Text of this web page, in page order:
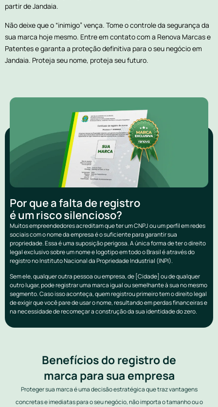
partir de Jandaia.
Não deixe que o “inimigo” vença. Tome o controle da segurança da
sua marca hoje mesmo. Entre em contato com a Renova Marcas e
Patentes e garanta a proteção definitiva para o seu negócio em
Jandaia. Proteja seu nome, proteja seu futuro.
Por que a falta de registro
é um risco silencioso?
Muitos empreendedores acreditam que ter um CNPJ ou um perfil em redes
sociais com o nome da empresa é o suficiente para garantir sua
propriedade. Essa é uma suposição perigosa. A única forma de ter o direito
legal exclusivo sobre um nome e logotipo em todo o Brasil é através do
registro no Instituto Nacional da Propriedade Industrial (INPI).
Sem ele, qualquer outra pessoa ou empresa, de [Cidade] ou de qualquer
outro lugar, pode registrar uma marca igual ou semelhante à sua no mesmo
segmento. Caso isso aconteça, quem registrou primeiro tem o direito legal
de exigir que você pare de usar o nome, resultando em perdas financeiras e
na necessidade de recomeçar a construção da sua identidade do zero.
Benefícios do registro de
marca para sua empresa
Proteger sua marca é uma decisão estratégica que traz vantagens
concretas e imediatas para o seu negócio, não importa o tamanho ou o